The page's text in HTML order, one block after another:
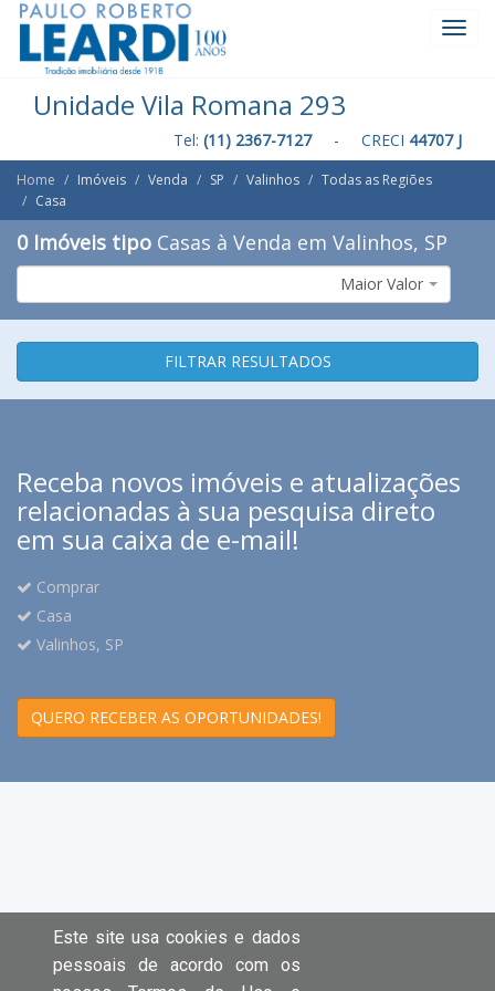
Unidade Vila Romana 293
Tel: (11) 2367-7127- CRECI 44707 J
Home Imóveis Venda SP Valinhos
Todas as Regiões
Casa
0 Imóveis tipo Casas à Venda em Valinhos, SP
Maior Valor
FILTRAR RESULTADOS
Receba novos imóveis e atualizações
relacionadas à sua pesquisa direto
em sua caixa de e-mail!
Comprar
Casa
Valinhos, SP
QUERO RECEBER AS OPORTUNIDADES!
Este site usa cookies e dados
pessoais de acordo com os